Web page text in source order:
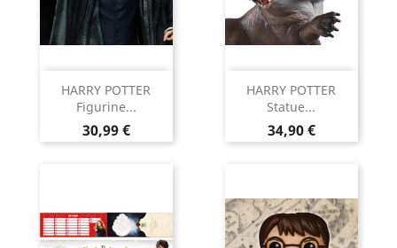
HARRY POTTER
Figurine...
Prix
30,99 €
HARRY POTTER
Statue...
Prix
34,90 €